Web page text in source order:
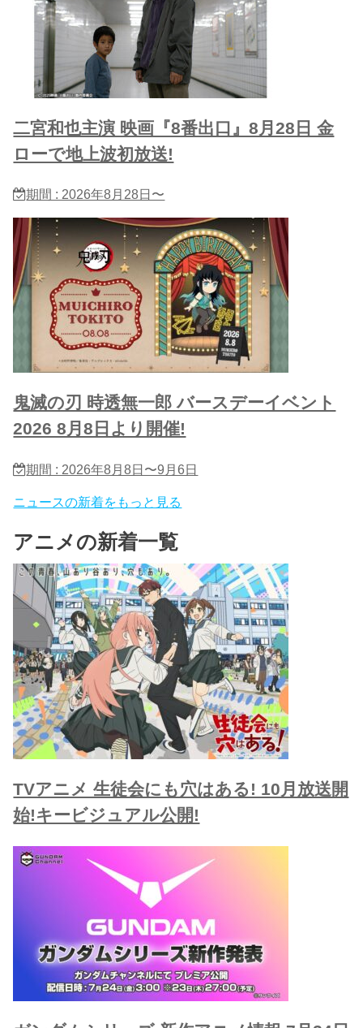
二宮和也主演 映画『8番出口』8月28日 金
ローで地上波初放送!
期間 : 2026年8月28日〜
鬼滅の刃 時透無一郎 バースデーイベント
2026 8月8日より開催!
期間 : 2026年8月8日〜9月6日
ニュースの新着をもっと見る
アニメの新着一覧
TVアニメ 生徒会にも穴はある! 10月放送開
始!キービジュアル公開!